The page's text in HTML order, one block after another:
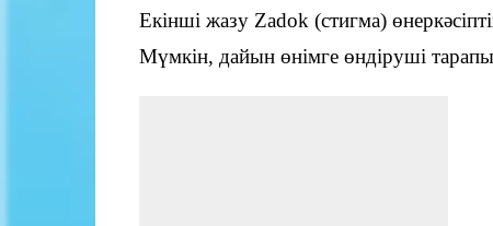
Екінші жазу Zadok (стигма)
Мүмкін, дайын өнімге өндіруші